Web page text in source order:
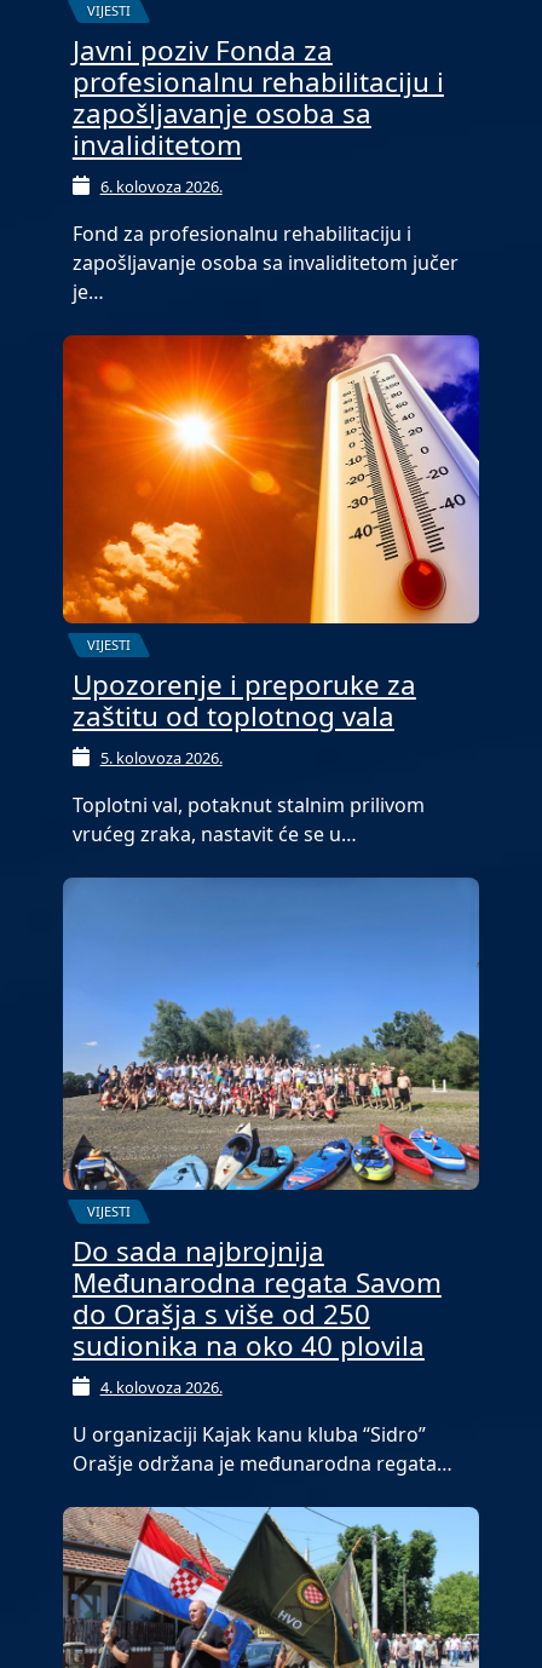
VIJESTI
Javni poziv Fonda za
profesionalnu rehabilitaciju i
zapošljavanje osoba sa
invaliditetom
6. kolovoza 2026.
Fond za profesionalnu rehabilitaciju i
zapošljavanje osoba sa invaliditetom jučer
je…
VIJESTI
Upozorenje i preporuke za
zaštitu od toplotnog vala
5. kolovoza 2026.
Toplotni val, potaknut stalnim prilivom
vrućeg zraka, nastavit će se u…
VIJESTI
Do sada najbrojnija
Međunarodna regata Savom
do Orašja s više od 250
sudionika na oko 40 plovila
4. kolovoza 2026.
U organizaciji Kajak kanu kluba “Sidro”
Orašje održana je međunarodna regata…